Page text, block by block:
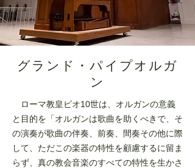
グランド・パイプオルガ
ン
ローマ教皇ピオ10世は、オルガンの意義
と目的を「オルガンは歌曲を助くべきで、そ
の演奏が歌曲の伴奏、前奏、間奏その他に際
して、ただこの楽器の特性を顧慮するに留ま
らず、真の教会音楽のすべての特性を生かさ